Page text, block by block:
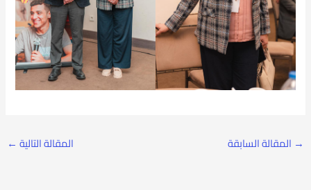
→ المقالة السابقة المقالة التالية ←